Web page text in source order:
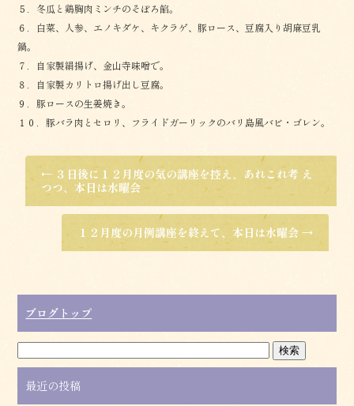
５．冬瓜と鶏胸肉ミンチのそぼろ餡。
６．白菜、人参、エノキダケ、キクラゲ、豚ロース、豆腐入り胡麻豆乳
鍋。
７．自家製絹揚げ、金山寺味噌で。
８．自家製カリトロ揚げ出し豆腐。
９．豚ロースの生姜焼き。
１０．豚バラ肉とセロリ、フライドガーリックのバリ島風バビ・ゴレン。
← ３日後に１２月度の気の講座を控え、あれこれ考 え
つつ、本日は水曜会
１２月度の月例講座を終えて、本日は水曜会 →
ブログトップ
最近の投稿